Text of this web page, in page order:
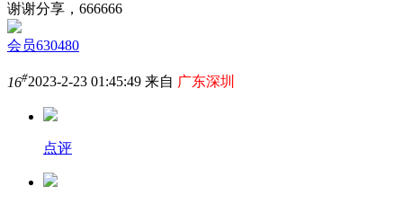
谢谢分享，666666
会员630480
16#2023-2-23 01:45:49 来自 广东深圳
点评